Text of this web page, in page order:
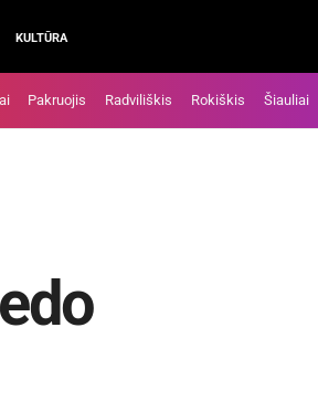
KULTŪRA
Pakruojis Radviliškis Rokiškis Šiauliai